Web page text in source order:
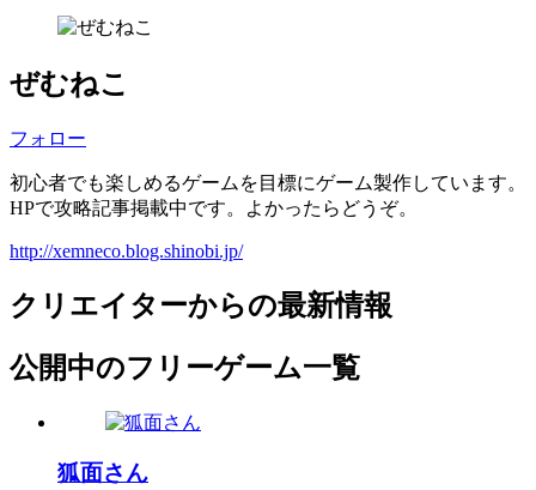
ぜむねこ
フォロー
初心者でも楽しめるゲームを目標にゲーム製作しています。
HPで攻略記事掲載中です。よかったらどうぞ。
http://xemneco.blog.shinobi.jp/
クリエイターからの最新情報
公開中のフリーゲーム一覧
狐面さん